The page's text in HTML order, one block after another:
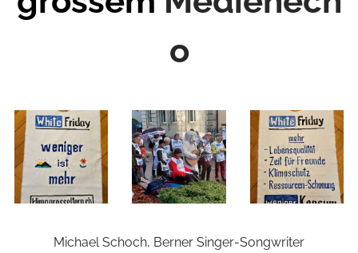
o
Michael Schoch, Berner Singer-Songwriter